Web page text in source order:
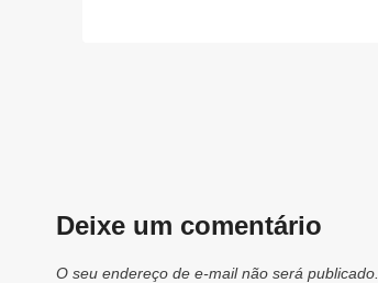
Deixe um comentário
O seu endereço de e-mail não será publicado.